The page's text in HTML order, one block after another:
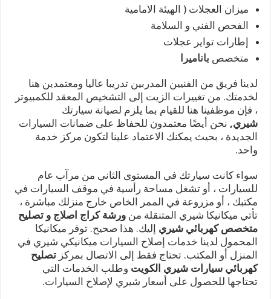
ميزان العجلات ( الهيئة الامامية
الفحص الفني و السلامة
إطارات تواير عجلات
متخصص باناميرا
لدينا فريق من الفنيين المدربين تدريبا عاليا ومعتمدين هنا
لخدمتك. من تغييرات الزيت إلى التشخيص المعقد للكمبيوتر
، فإن موظفينا هنا للقيام بما يلزم لصيانة سيارتك
شيري, نحن أيضًا معتمدون للحفاظ على ضمانات السيارات
الجديدة ، بحيث يمكنك الاعتماد علينا لتكون مركز خدمة
واحد.
سواء كانت سيارتك في المستوى الثاني من مرآب عام
للسيارات ، أو تشغل مساحة رأسية في موقف السيارات في
مكتبك ، أو مزروعة في الممر الخاص خارج منزلك مباشرة ،
تأتي ميكانيكا شيري المتنقلة منورشة كراج اصلاج و تصليح
متخصص كهربائي شيري إليك. هذا صحيح. توفر ميكانيكا
المحمول لدينا خدمات إصلاح السيارات ميكانيكي شيري في
المنزل أو المكتب. تحتاج فقط إلى الاتصال بمركزتصليح
كهربائي سيارات شيري الكويت وطلب الخدمات التي
تحتاجها للحصول على أسعار شيري لإصلاح السيارات.